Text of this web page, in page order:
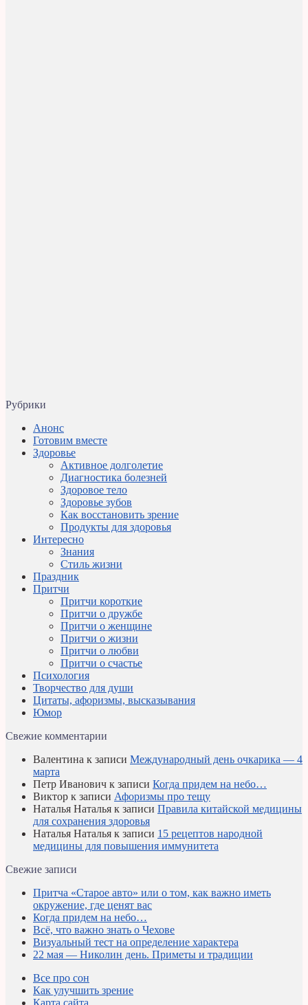
Рубрики
Анонс
Готовим вместе
Здоровье
Активное долголетие
Диагностика болезней
Здоровое тело
Здоровье зубов
Как восстановить зрение
Продукты для здоровья
Интересно
Знания
Стиль жизни
Праздник
Притчи
Притчи короткие
Притчи о дружбе
Притчи о женщине
Притчи о жизни
Притчи о любви
Притчи о счастье
Психология
Творчество для души
Цитаты, афоризмы, высказывания
Юмор
Свежие комментарии
Валентина к записи Международный день очкарика — 4
марта
Петр Иванович к записи Когда придем на небо…
Виктор к записи Афоризмы про тещу
Наталья Наталья к записи Правила китайской медицины
для сохранения здоровья
Наталья Наталья к записи 15 рецептов народной
медицины для повышения иммунитета
Свежие записи
Притча «Старое авто» или о том, как важно иметь
окружение, где ценят вас
Когда придем на небо…
Всё, что важно знать о Чехове
Визуальный тест на определение характера
22 мая — Николин день. Приметы и традиции
Все про сон
Как улучшить зрение
Карта сайта